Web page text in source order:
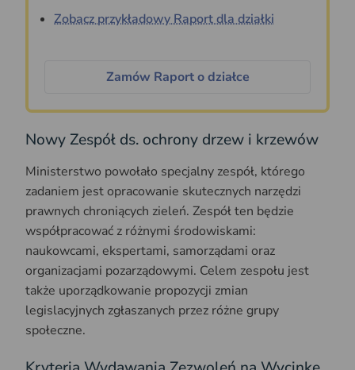
Zobacz przykładowy Raport dla działki
Zamów Raport o działce
Nowy Zespół ds. ochrony drzew i krzewów
Ministerstwo powołało specjalny zespół, którego
zadaniem jest opracowanie skutecznych narzędzi
prawnych chroniących zieleń. Zespół ten będzie
współpracować z różnymi środowiskami:
naukowcami, ekspertami, samorządami oraz
organizacjami pozarządowymi. Celem zespołu jest
także uporządkowanie propozycji zmian
legislacyjnych zgłaszanych przez różne grupy
społeczne.